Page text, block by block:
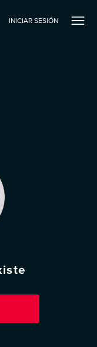
INICIAR SESIÓN